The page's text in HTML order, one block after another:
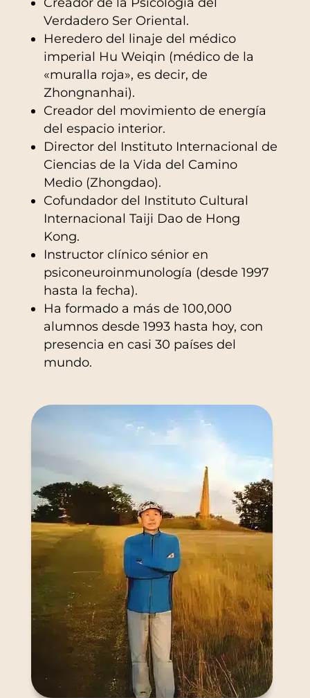
Verdadero Ser Oriental.
Heredero del linaje del médico
imperial Hu Weiqin (médico de la
«muralla roja», es decir, de
Zhongnanhai).
Creador del movimiento de energía
del espacio interior.
Director del Instituto Internacional de
Ciencias de la Vida del Camino
Medio (Zhongdao).
Cofundador del Instituto Cultural
Internacional Taiji Dao de Hong
Kong.
Instructor clínico sénior en
psiconeuroinmunología (desde 1997
hasta la fecha).
Ha formado a más de 100,000
alumnos desde 1993 hasta hoy, con
presencia en casi 30 países del
mundo.